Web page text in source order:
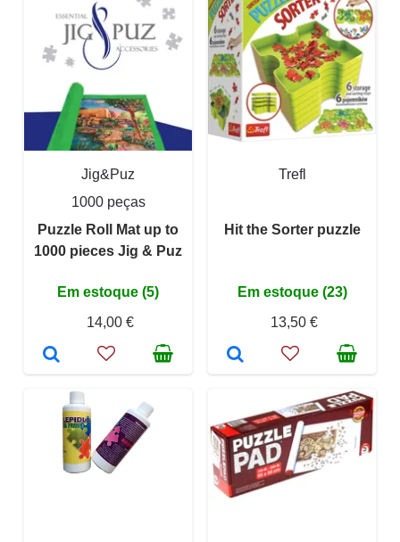
Jig&Puz
1000 peças
Puzzle Roll Mat up to
1000 pieces Jig & Puz
Em estoque (5)
14,00 €
Trefl
Hit the Sorter puzzle
Em estoque (23)
13,50 €